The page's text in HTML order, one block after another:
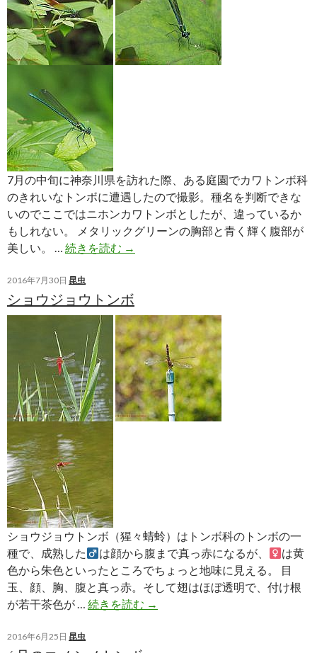
ツ
ア
カ
ネ
7月の中旬に神奈川県を訪れた際、ある庭園でカワトンボ科
のきれいなトンボに遭遇したので撮影。種名を判断できな
いのでここではニホンカワトンボとしたが、違っているか
もしれない。 メタリックグリーンの胸部と青く輝く腹部が
美しい。 … 続きを読む ニ
カ
ワ
ト
ン
ボ
ま
た
は
→
2016年7月30日 昆虫
ショウジョウトンボ
ショウジョウトンボ（猩々蜻蛉）はトンボ科のトンボの一
種で、成熟した
は顔から腹まで真っ赤になるが、
は黄
色から朱色といったところでちょっと地味に見える。 目
玉、顔、胸、腹と真っ赤。そして翅はほぼ透明で、付け根
が若干茶色が … 続きを読む シ
→
2016年6月25日 昆虫